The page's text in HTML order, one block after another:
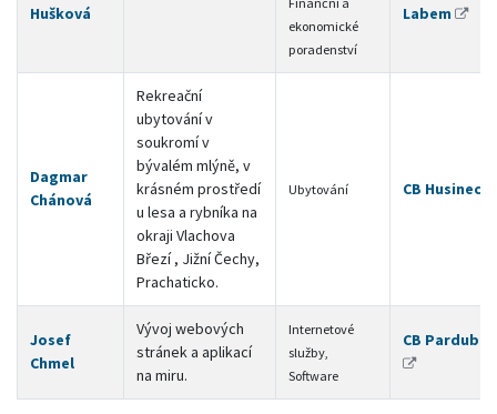
Hušková
ekonomické
poradenství
Labem
Dagmar
Chánová
Rekreační
ubytování v
soukromí v
bývalém mlýně, v
krásném prostředí
u lesa a rybníka na
okraji Vlachova
Březí , Jižní Čechy,
Prachaticko.
Ubytování CB Husinec
Josef
Chmel
Vývoj webových
stránek a aplikací
na miru.
Internetové
služby,
Software
CB